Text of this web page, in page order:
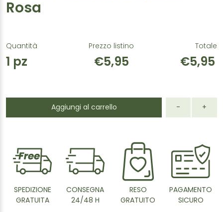
Rosa
Quantità
1 pz
Prezzo listino
€5,95
Totale
€5,95
Aggiungi al carrello - +
SPEDIZIONE
GRATUITA
CONSEGNA
24/48 H
RESO
GRATUITO
PAGAMENTO
SICURO